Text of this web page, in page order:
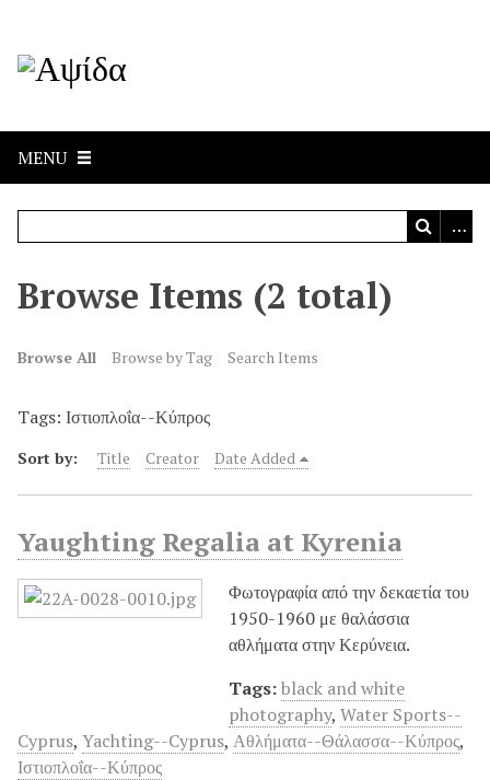
MENU
Browse Items (2 total)
Browse All Browse by Tag Search Items
Tags: Ιστιοπλοΐα--Κύπρος
Sort by: Title Creator Date Added
Yaughting Regalia at Kyrenia
Φωτογραφία από την δεκαετία του
1950-1960 με θαλάσσια
αθλήματα στην Κερύνεια.
Tags:black and white
photography, Water Sports--
Cyprus, Yachting--Cyprus, Αθλήματα--Θάλασσα--Κύπρος,
Ιστιοπλοΐα--Κύπρος